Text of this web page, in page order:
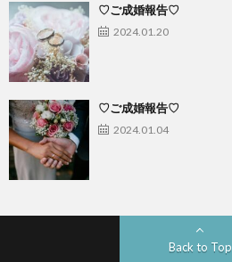
♡ご成婚報告♡
2024.01.20
♡ご成婚報告♡
2024.01.04
Back to Top